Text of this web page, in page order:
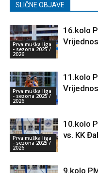
SLIČNE OBJAVE
Prva muška liga
- sezona 2025 /
2026
16.kolo
Prva muška liga
- sezona 2025 /
2026
11.kolo
Prva muška liga
- sezona 2025 /
2026
10.kolo
vs. KK
9.kolo